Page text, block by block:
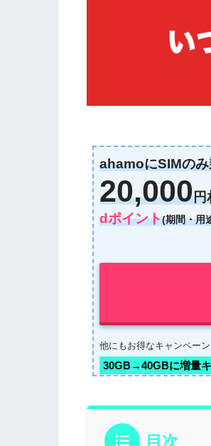
ahamoにSIMの
20,000円
dポイント(期間・用
他にもお得なキャンペーン
30GB→40GBに増量
目次